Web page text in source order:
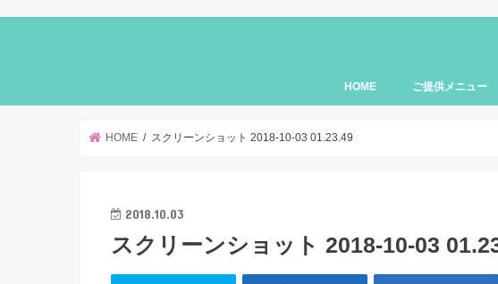
HOME ご提供メニュー
HOME スクリーンショット 2018-10-03 01.23.49
2018.10.03
スクリーンショット 2018-10-03